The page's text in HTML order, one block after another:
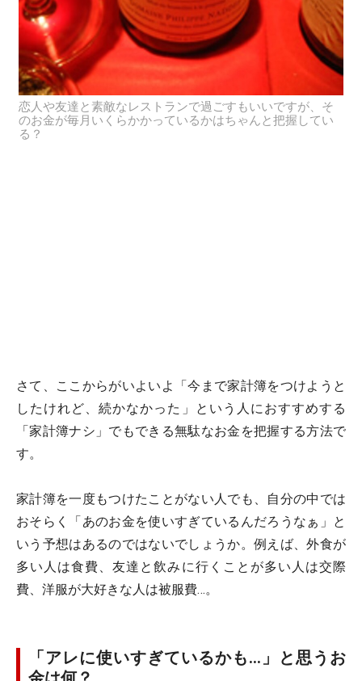
恋人や友達と素敵なレストランで過ごすもいいですが、そ
のお金が毎月いくらかかっているかはちゃんと把握してい
る？
さて、ここからがいよいよ「今まで家計簿をつけようと
したけれど、続かなかった」という人におすすめする
「家計簿ナシ」でもできる無駄なお金を把握する方法で
す。
家計簿を一度もつけたことがない人でも、自分の中では
おそらく「あのお金を使いすぎているんだろうなぁ」と
いう予想はあるのではないでしょうか。例えば、外食が
多い人は食費、友達と飲みに行くことが多い人は交際
費、洋服が大好きな人は被服費…。
「アレに使いすぎているかも…」と思うお